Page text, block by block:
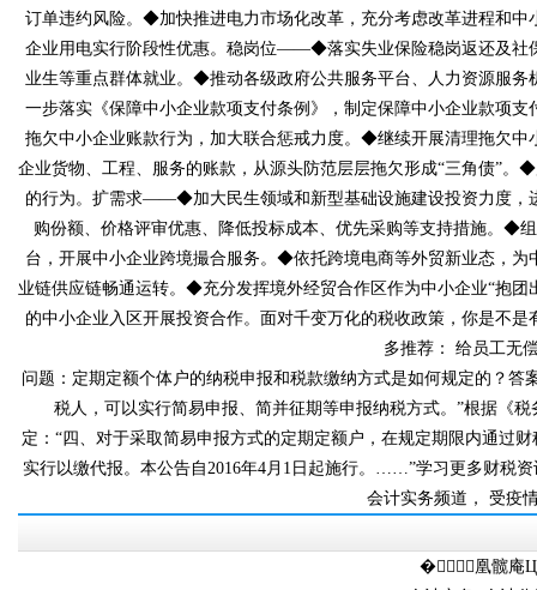
订单违约风险。◆加快推进电力市场化改革，充分考虑改革进程和
企业用电实行阶段性优惠。稳岗位——◆落实失业保险稳岗返还及社保补
业生等重点群体就业。◆推动各级政府公共服务平台、人力资源
一步落实《保障中小企业款项支付条例》，制定保障中小企业款项支付
拖欠中小企业账款行为，加大联合惩戒力度。◆继续开展清理拖欠中小
企业货物、工程、服务的账款，从源头防范层层拖欠形成“三角
的行为。扩需求——◆加大民生领域和新型基础设施建设投资力度
购份额、价格评审优惠、降低投标成本、优先采购等支持
台，开展中小企业跨境撮合服务。◆依托跨境电商等外贸新业态，
业链供应链畅通运转。◆充分发挥境外经贸合作区作为中小企业“抱团
的中小企业入区开展投资合作。面对千变万化的税收政策，你是不是
多推荐： 给员工无
问题：定期定额个体户的纳税申报和税款缴纳方式是如何规定的
税人，可以实行简易申报、简并征期等申报纳税方式。”
定：“四、对于采取简易申报方式的定期定额户，在规定期限内
实行以缴代报。本公告自2016年4月1日起施行。……”学习更多财税资讯
会计实务频道， 受疫
�：凰髋庵